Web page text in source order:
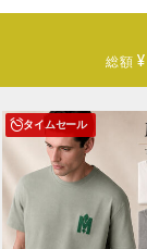
総額 ¥
タイムセール